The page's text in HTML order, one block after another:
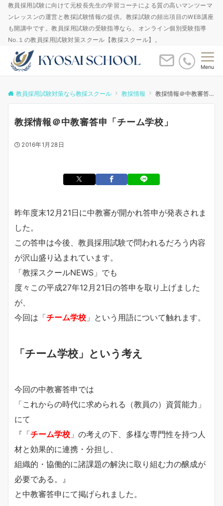
教員採用試験に向けて元校長先生の学習コーチによる質の高いマンツーマ
ンレッスンの運営と教採試験情報の提供。教採試験の頻出項目のWEB講座
も開講中です。教員採用試験の受験指導なら、オンライン個別受験指導
No.１の教員採用試験対策スクール【教採スクール】。
Menu
教員採用試験対策なら教採スクール 教採情報 教採情報＠中教審答申「チーム学校」
教採情報＠中教審答申「チーム学校」
2016年1月28日
昨年度末12月21日に中教審が開かれ答申が発表されま
した。
この答申は今後、教員採用試験で問われるだろう内容
が沢山盛り込まれています。
「教採スクールNEWS」でも
度々この平成27年12月21日の答申を取り上げました
が、
今回は「チーム学校 」という用語について触れます。
「チーム学校」という考え
今回の中教審答申では
「これからの時代に求められる（教員の）資質能力」
にて
『「チーム学校 」の考えの下、多様な専門性を持つ人
材と効果的に連携・分担し、
組織的・協働的に諸課題の解決に取り組む力の醸成が
必要である。』
と中教審答申にて掲げられました。